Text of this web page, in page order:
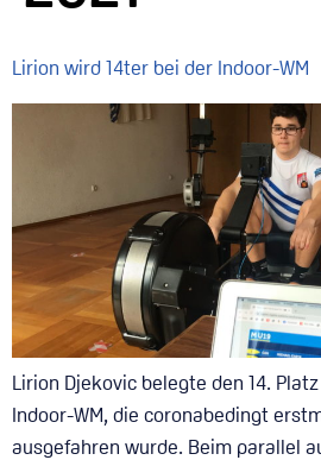
Lirion wird 14ter bei der Indoor-WM
Lirion Djekovic belegte den 14.
Indoor-WM, die coronabedingt
ausgefahren wurde. Beim parallel